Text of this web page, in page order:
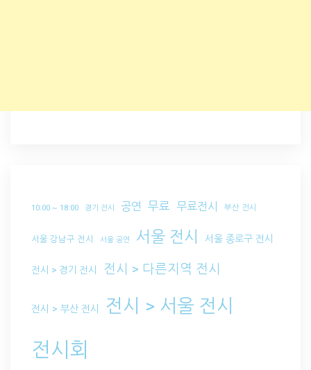
10:00 ~ 18:00 경기 전시 공연 무료 무료전시 부산 전시
서울 강남구 전시 서울 공연 서울 전시 서울 종로구 전시
전시 > 경기 전시 전시 > 다른지역 전시
전시 > 부산 전시 전시 > 서울 전시
전시회